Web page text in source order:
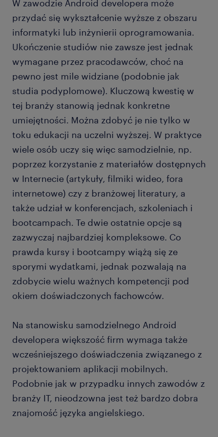
warzywa, dofinansowanie posiłków, dostęp do
pokoi relaksu, a nawet możliwość skorzystania z
usług masażysty. Zakres benefitów pozapłacowych
zależy oczywiście od ustaleń konkretnego
przedsiębiorstwa.
W zawodzie Android developera może
przydać się wykształcenie wyższe z obszaru
informatyki lub inżynierii oprogramowania.
Ukończenie studiów nie zawsze jest jednak
wymagane przez pracodawców, choć na
pewno jest mile widziane (podobnie jak
studia podyplomowe). Kluczową kwestię w
tej branży stanowią jednak konkretne
umiejętności. Można zdobyć je nie tylko w
toku edukacji na uczelni wyższej. W praktyce
wiele osób uczy się więc samodzielnie, np.
poprzez korzystanie z materiałów dostępnych
w Internecie (artykuły, filmiki wideo, fora
internetowe) czy z branżowej literatury, a
także udział w konferencjach, szkoleniach i
bootcampach. Te dwie ostatnie opcje są
zazwyczaj najbardziej kompleksowe. Co
prawda kursy i bootcampy wiążą się ze
sporymi wydatkami, jednak pozwalają na
zdobycie wielu ważnych kompetencji pod
okiem doświadczonych fachowców.
Na stanowisku samodzielnego Android
developera większość firm wymaga także
wcześniejszego doświadczenia związanego z
projektowaniem aplikacji mobilnych.
Podobnie jak w przypadku innych zawodów z
branży IT, nieodzowna jest też bardzo dobra
znajomość języka angielskiego.